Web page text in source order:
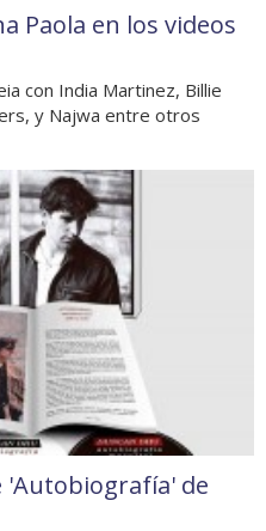
Paola en los videos
con India Martinez, Billie
y Najwa entre otros
'Autobiografía' de